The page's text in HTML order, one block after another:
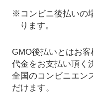
※コンビニ後払いの
ります。
GMO後払いとはお
代金をお支払い頂く
全国のコンビニエン
だけます。